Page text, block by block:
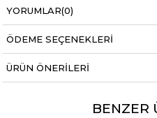
YORUMLAR(0)
ÖDEME SEÇENEKLERI
ÜRÜN ÖNERILERI
BENZER